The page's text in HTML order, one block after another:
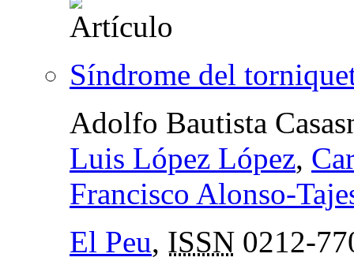
Síndrome del
Adolfo Bautista
Luis López López,
Francisco Alonso-
El Peu, ISSN 0212-